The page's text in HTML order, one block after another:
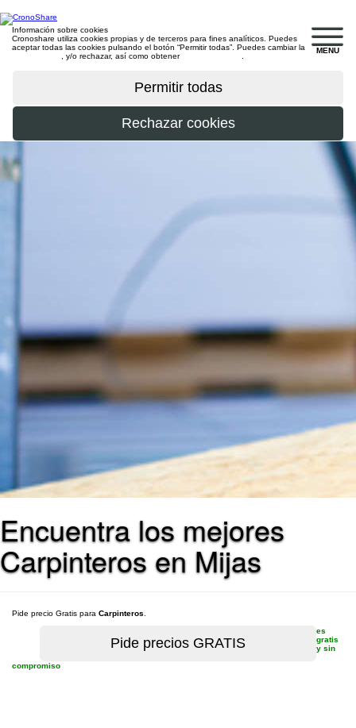
MENU
Información sobre cookies
Cronoshare utiliza cookies propias y de terceros para fines analíticos. Puedes
aceptar todas las cookies pulsando el botón “Permitir todas”. Puedes cambiar la
, y/o rechazar, así como obtener
Encuentra los mejores
Carpinteros en Mijas
Pide precio Gratis para Carpinteros
es
gratis
y sin
compromiso